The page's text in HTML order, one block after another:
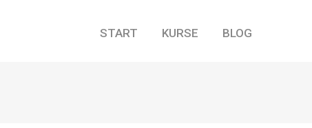
START KURSE BLOG